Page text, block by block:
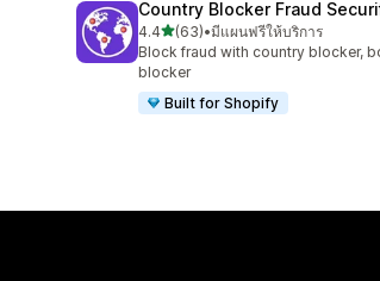
Country Blocker Fraud
4.4เต็ม 5 ดาว
(63)
ทั้งหมด 63 รีวิว
•มีแผนฟรีให้บริการ
Block fraud with country blocker,
blocker
Built for Shopify